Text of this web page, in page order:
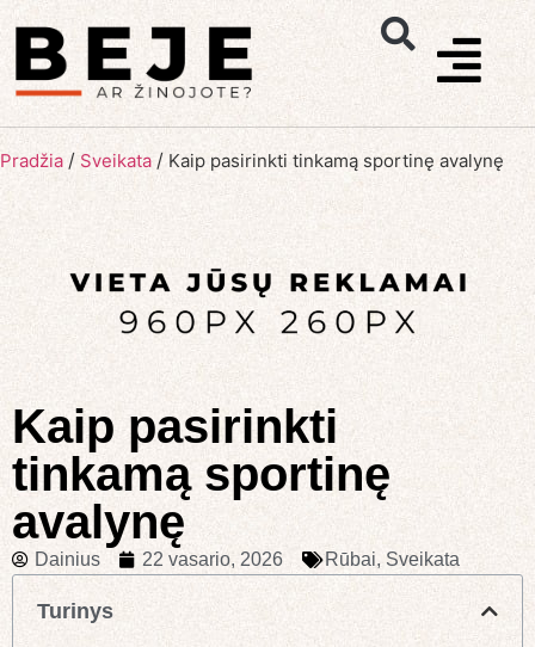
Pradžia / Sveikata / Kaip pasirinkti tinkamą sportinę avalynę
Kaip pasirinkti
tinkamą sportinę
avalynę
Dainius 22 vasario, 2026 Rūbai, Sveikata
Turinys